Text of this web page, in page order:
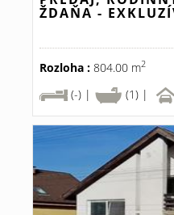
ŽDAŇA -
Rozloha : 804.00 m2
(-) |
(1) |